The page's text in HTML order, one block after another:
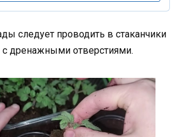
следует проводить в стаканчики
дренажными отверстиями.